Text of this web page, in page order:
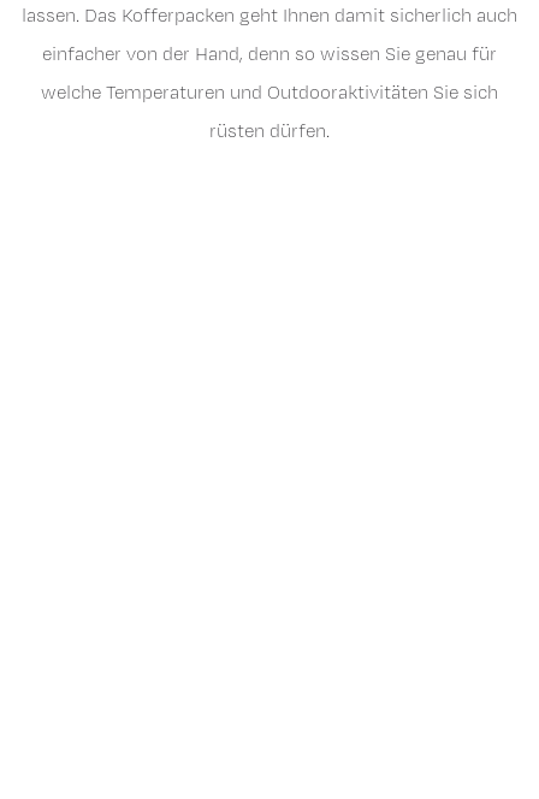
lassen. Das Kofferpacken geht Ihnen damit sicherlich auch
einfacher von der Hand, denn so wissen Sie genau für
welche Temperaturen und Outdooraktivitäten Sie sich
rüsten dürfen.